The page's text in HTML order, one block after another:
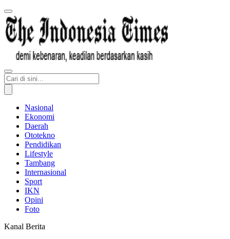
Nasional
Ekonomi
Daerah
Ototekno
Pendidikan
Lifestyle
Tambang
Internasional
Sport
IKN
Opini
Foto
Kanal Berita